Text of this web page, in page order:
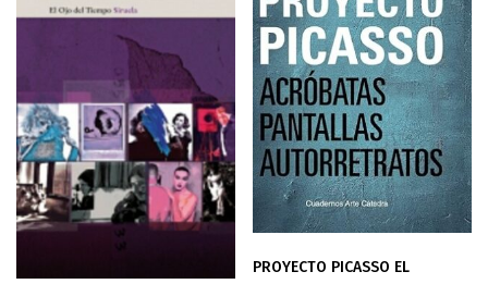
PROYECTO PICASSO EL